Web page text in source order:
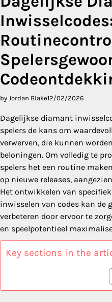
by Jordan Blake12/02/2026
Dagelijkse diamant
spelers de kans om
verwerven, die kunnen
beloningen. Om volledig te
spelers het een routine
op nieuwe releases,
Het ontwikkelen van
inwisselen van codes kan de
verbeteren door ervoor te
en speelpotentieel
Key sections in the